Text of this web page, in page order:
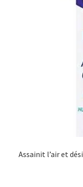
Assainit l’air et